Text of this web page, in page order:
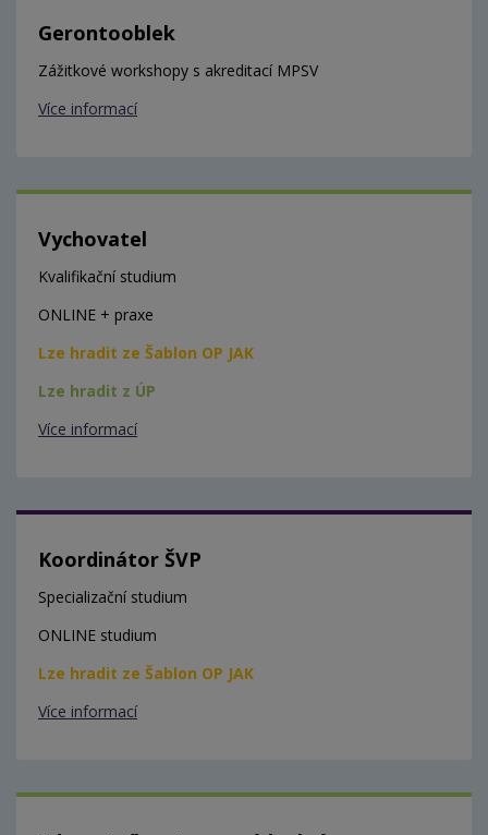
Gerontooblek
Zážitkové workshopy s akreditací MPSV
Více informací
Vychovatel
Kvalifikační studium
ONLINE + praxe
Lze hradit ze Šablon OP JAK
Lze hradit z ÚP
Více informací
Koordinátor ŠVP
Specializační studium
ONLINE studium
Lze hradit ze Šablon OP JAK
Více informací